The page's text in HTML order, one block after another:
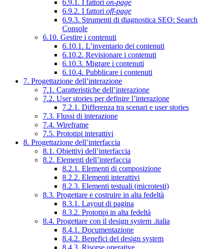
6.9.1. I fattori on-page
6.9.2. I fattori off-page
6.9.3. Strumenti di diagnostica SEO: Search
Console
6.10. Gestire i contenuti
6.10.1. L’inventario dei contenuti
6.10.2. Revisionare i contenuti
6.10.3. Migrare i contenuti
6.10.4. Pubblicare i contenuti
7. Progettazione dell’interazione
7.1. Caratteristiche dell’interazione
7.2. User stories per definire l’interazione
7.2.1. Differenza tra scenari e user stories
7.3. Flussi di interazione
7.4. Wireframe
7.5. Prototipi interattivi
8. Progettazione dell’interfaccia
8.1. Obiettivi dell’interfaccia
8.2. Elementi dell’interfaccia
8.2.1. Elementi di composizione
8.2.2. Elementi interattivi
8.2.3. Elementi testuali (microtesti)
8.3. Progettare e costruire in alta fedeltà
8.3.1. Layout di pagina
8.3.2. Prototipi in alta fedeltà
8.4. Progettare con il design system .italia
8.4.1. Documentazione
8.4.2. Benefici del design system
8.4.3. Risorse operative